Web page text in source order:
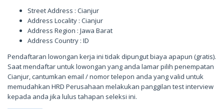
Street Address : Cianjur
Address Locality : Cianjur
Address Region : Jawa Barat
Address Country : ID
Pendaftaran lowongan kerja ini tidak dipungut biaya apapun (gratis).
Saat mendaftar untuk lowongan yang anda lamar pilih penempatan
Cianjur, cantumkan email / nomor telepon anda yang valid untuk
memudahkan HRD Perusahaan melakukan panggilan test interview
kepada anda jika lulus tahapan seleksi ini.